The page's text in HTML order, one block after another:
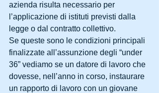
azienda risulta necessario per
l’applicazione di istituti previsti dalla
legge o dal contratto collettivo.
Se queste sono le condizioni principali
finalizzate all’assunzione degli “under
36” vediamo se un datore di lavoro che
dovesse, nell’anno in corso, instaurare
un rapporto di lavoro con un giovane